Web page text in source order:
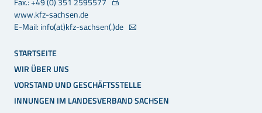
www.kfz-sachsen.de
E-Mail: info(at)kfz-sachsen(.)de
STARTSEITE
WIR ÜBER UNS
VORSTAND UND GESCHÄFTSSTELLE
INNUNGEN IM LANDESVERBAND SACHSEN